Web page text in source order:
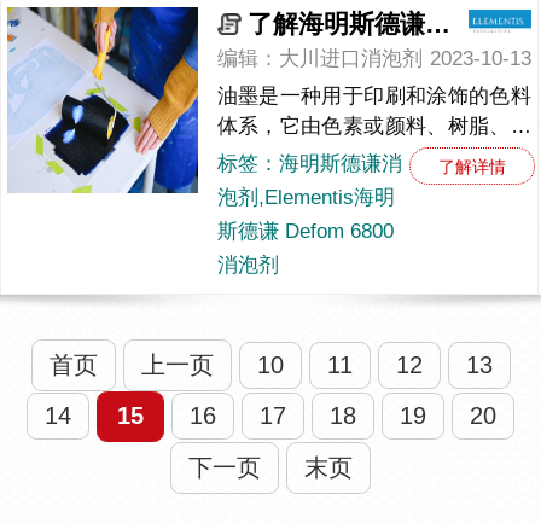
了解海明斯德谦6800消泡剂在工业应用中的特点
2023-10-13
编辑：大川进口消泡剂
油墨是一种用于印刷和涂饰的色料
体系，它由色素或颜料、树脂、溶
剂和添加剂等组成。气泡是涂料和
油墨制造和应用过程中常见的问
题，它们可能会影响涂层的外观和
性...
标签：海明斯德谦消
泡剂,Elementis海明
斯德谦 Defom 6800
消泡剂
了解详情
首页 上一页 10 11 12
13
14
15 16 17 18 19
20
下一页
末页